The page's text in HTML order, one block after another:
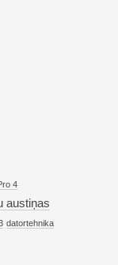
4
austiņas
datortehnika